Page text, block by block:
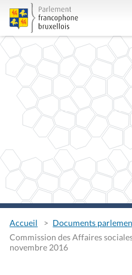
Accueil
Documents
Commission des Affaires
novembre 2016